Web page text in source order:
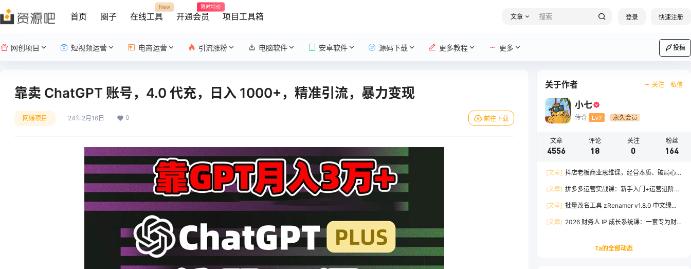
首页 圈子 在线工具
New
开通会员
限时特价
项目工具箱 文章 登录 快速注册
网创项目 短视频运营 电商运营 引流涨粉 电脑软件 安卓软件 源码下载 更多教程 更多 投稿
靠卖 ChatGPT 账号，4.0 代充，日入 1000+，精准引流，暴力变现
网赚项目 24年2月16日 0 前往下载
关于作者 关注 私信
小七
传奇 Lv7 永久会员
文章
4556
评论
18
关注
0
粉丝
164
[文章] 抖店老板商业思维课，经营本质、破局心
增
[文章] 拼多多运营实战课：新手入门+运营进阶、
出百单
[文章] 批量改名工具 zRenamer v1.8.0 中文绿色
[文章] 2026 财务人 IP 成长系统课：一套专为财
Ta的全部动态